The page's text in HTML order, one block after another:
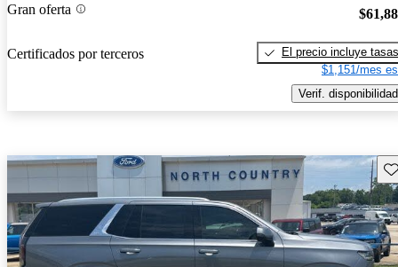
Gran oferta
Certificados por terceros
El precio incluye tasas
$1,151/mes
Verif. disponibilidad